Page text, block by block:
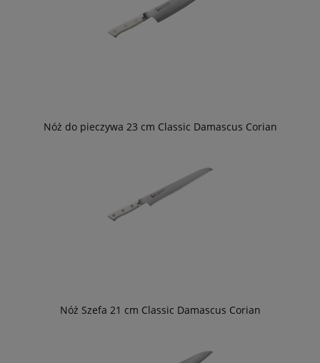
Nóż do pieczywa 23 cm Classic Damascus Corian
Nóż Szefa 21 cm Classic Damascus Corian